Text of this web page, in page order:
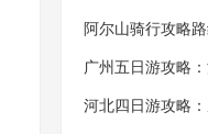
划的艺术
阿尔山骑行攻略
体验的探索之旅
广州五日游攻略
市魅力
河北四日游攻略